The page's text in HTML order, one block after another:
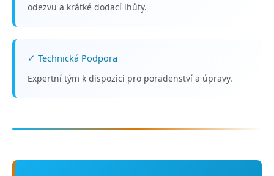
odezvu a krátké dodací lhůty.
✓ Technická Podpora
Expertní tým k dispozici pro poradenství a úpravy.